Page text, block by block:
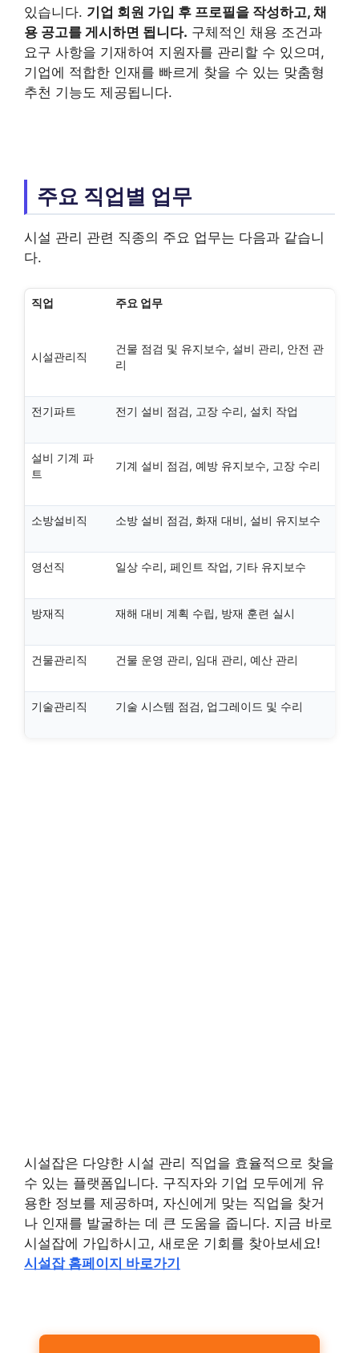
있습니다. 기업 회원 가입 후 프로필을 작성하고, 채
용 공고를 게시하면 됩니다. 구체적인 채용 조건과
요구 사항을 기재하여 지원자를 관리할 수 있으며,
기업에 적합한 인재를 빠르게 찾을 수 있는 맞춤형
추천 기능도 제공됩니다.
주요 직업별 업무
시설 관리 관련 직종의 주요 업무는 다음과 같습니
다.
직업 주요 업무
시설관리직
건물 점검 및 유지보수, 설비 관리, 안전 관
리
전기파트 전기 설비 점검, 고장 수리, 설치 작업
설비 기계 파
트
기계 설비 점검, 예방 유지보수, 고장 수리
소방설비직 소방 설비 점검, 화재 대비, 설비 유지보수
영선직 일상 수리, 페인트 작업, 기타 유지보수
방재직 재해 대비 계획 수립, 방재 훈련 실시
건물관리직 건물 운영 관리, 임대 관리, 예산 관리
기술관리직 기술 시스템 점검, 업그레이드 및 수리
시설잡은 다양한 시설 관리 직업을 효율적으로 찾을
수 있는 플랫폼입니다. 구직자와 기업 모두에게 유
용한 정보를 제공하며, 자신에게 맞는 직업을 찾거
나 인재를 발굴하는 데 큰 도움을 줍니다. 지금 바로
시설잡에 가입하시고, 새로운 기회를 찾아보세요!
시설잡 홈페이지 바로가기